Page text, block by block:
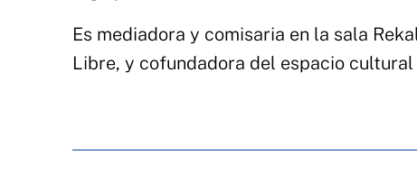
Es mediadora y comisaria en la sala
Libre, y cofundadora del espacio